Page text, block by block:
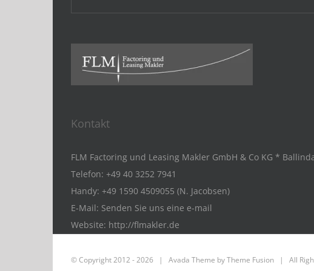
Kontakt
FLM Factoring und Leasing Makler GmbH & Co KG *
Telefon: +49 40 3252 7941
Handy: +49 1590 4509055 (N. Jacobsen)
E-Mail: Senden Sie uns eine e-mail
Website: http://flmakler.de
© Copyright 2012 -2026 | Avada Theme byTheme Fusion | All